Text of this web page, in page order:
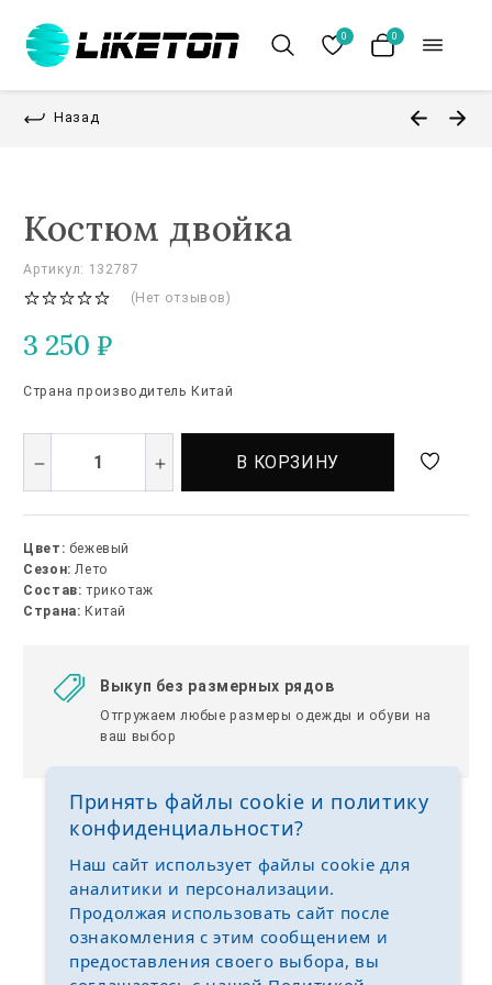
0 0
Назад
Костюм двойка
Артикул: 132787
(Нет отзывов)
3 250 ₽
Страна производитель Китай
В КОРЗИНУ
Цвет: бежевый
Сезон: Лето
Состав: трикотаж
Страна: Китай
Выкуп без размерных рядов
Отгружаем любые размеры одежды и обуви на
ваш выбор
Принять файлы cookie и политику
конфиденциальности?
Наш сайт использует файлы cookie для
аналитики и персонализации.
Продолжая использовать сайт после
ознакомления с этим сообщением и
предоставления своего выбора, вы